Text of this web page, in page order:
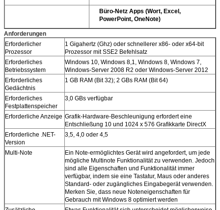
Büro-Netz Apps (Wort, Excel,
PowerPoint, OneNote)
Anforderungen
Erforderlicher
Prozessor
1 Gigahertz (Ghz) oder schnellerer x86- oder x64-bit
Prozessor mit SSE2 Befehlsatz
Erforderliches
Betriebssystem
Windows 10, Windows 8,1, Windows 8, Windows 7,
Windows-Server 2008 R2 oder Windows-Server 2012
Erforderliches
Gedächtnis
1 GB RAM (Bit 32); 2 GBs RAM (Bit 64)
Erforderliches
Festplattenspeicher
3,0 GBs verfügbar
Erforderliche Anzeige Grafik-Hardware-Beschleunigung erfordert eine
Entschließung 10 und 1024 x 576 Grafikkarte DirectX
Erforderliche .NET-
Version
3,5, 4,0 oder 4,5
Multi-Note
Ein Note-ermöglichtes Gerät wird angefordert, um jede
mögliche Multinote Funktionalität zu verwenden. Jedoch
sind alle Eigenschaften und Funktionalität immer
verfügbar, indem sie eine Tastatur, Maus oder anderes
Standard- oder zugängliches Eingabegerät verwenden.
Merken Sie, dass neue Noteneigenschaften für
Gebrauch mit Windows 8 optimiert werden